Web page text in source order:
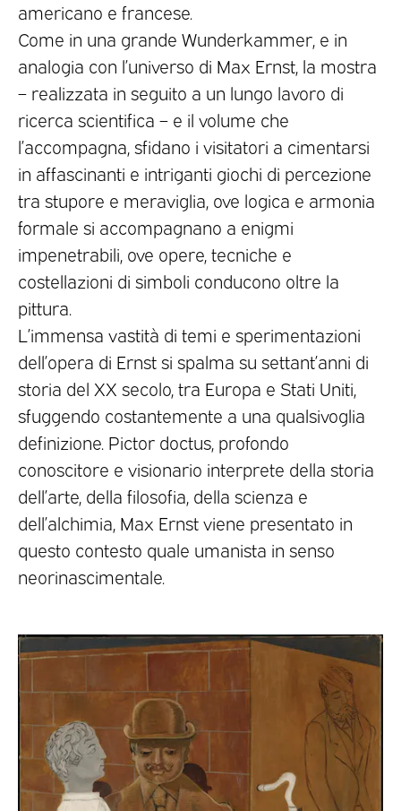
americano e francese.
Come in una grande Wunderkammer, e in
analogia con l’universo di Max Ernst, la mostra
– realizzata in seguito a un lungo lavoro di
ricerca scientifica – e il volume che
l’accompagna, sfidano i visitatori a cimentarsi
in affascinanti e intriganti giochi di percezione
tra stupore e meraviglia, ove logica e armonia
formale si accompagnano a enigmi
impenetrabili, ove opere, tecniche e
costellazioni di simboli conducono oltre la
pittura.
L’immensa vastità di temi e sperimentazioni
dell’opera di Ernst si spalma su settant’anni di
storia del XX secolo, tra Europa e Stati Uniti,
sfuggendo costantemente a una qualsivoglia
definizione. Pictor doctus, profondo
conoscitore e visionario interprete della storia
dell’arte, della filosofia, della scienza e
dell’alchimia, Max Ernst viene presentato in
questo contesto quale umanista in senso
neorinascimentale.